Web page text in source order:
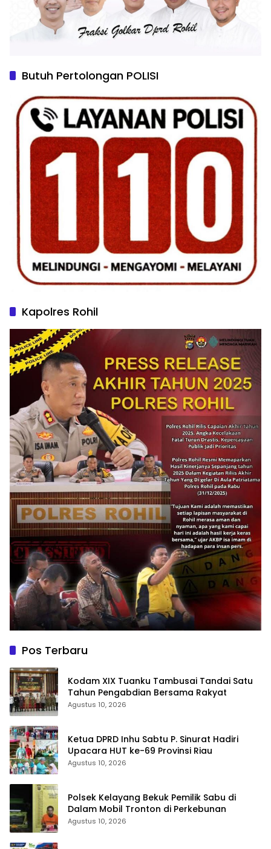
Butuh Pertolongan POLISI
Kapolres Rohil
Pos Terbaru
Kodam XIX Tuanku Tambusai Tandai Satu
Tahun Pengabdian Bersama Rakyat
Agustus 10, 2026
Ketua DPRD Inhu Sabtu P. Sinurat Hadiri
Upacara HUT ke-69 Provinsi Riau
Agustus 10, 2026
Polsek Kelayang Bekuk Pemilik Sabu di
Dalam Mobil Tronton di Perkebunan
Agustus 10, 2026